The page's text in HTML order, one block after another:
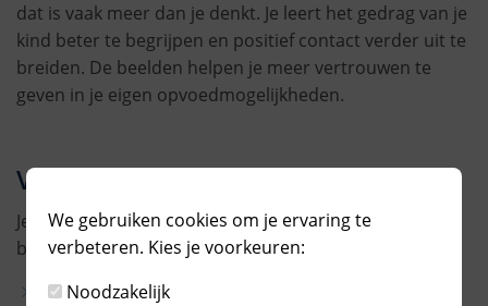
dat is vaak meer dan je denkt. Je leert het gedrag van je
kind beter te begrijpen en positief contact verder uit te
breiden. De beelden helpen je meer vertrouwen te
geven in je eigen opvoedmogelijkheden.
Voor wie?
Je kunt als ouder video-hometraining aanvragen in
bijvoorbeeld de volgende situaties:
je kind heeft moeite om naar je te luisteren;
We gebruiken cookies om je ervaring te
verbeteren. Kies je voorkeuren:
Noodzakelijk